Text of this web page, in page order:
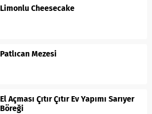
Limonlu Cheesecake
Patlıcan Mezesi
El Açması Çıtır Çıtır Ev Yapımı Sarıyer
Böreği